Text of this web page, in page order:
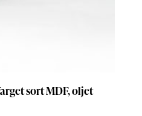
sort MDF, oljet